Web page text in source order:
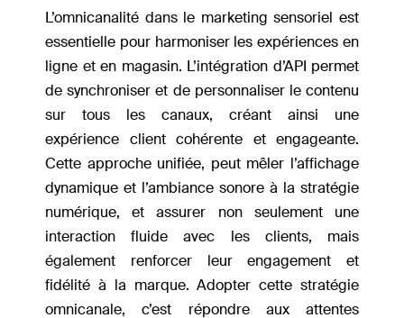
L’omnicanalité dans le marketing sensoriel est
essentielle pour harmoniser les expériences en
ligne et en magasin. L’intégration d’API permet
de synchroniser et de personnaliser le contenu
sur tous les canaux, créant ainsi une
expérience client cohérente et engageante.
Cette approche unifiée, peut mêler l’affichage
dynamique et l’ambiance sonore à la stratégie
numérique, et assurer non seulement une
interaction fluide avec les clients, mais
également renforcer leur engagement et
fidélité à la marque. Adopter cette stratégie
omnicanale, c’est répondre aux attentes